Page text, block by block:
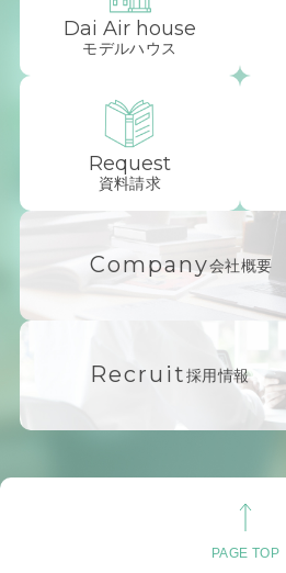
Dai Air house
モデルハウス
Request
資料請求
Company会社概要
Recruit採用情報
PAGE TOP